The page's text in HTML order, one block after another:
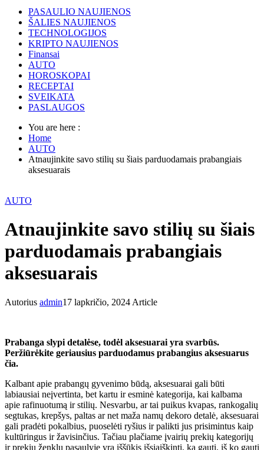
PASAULIO NAUJIENOS
ŠALIES NAUJIENOS
TECHNOLOGIJOS
KRIPTO NAUJIENOS
Finansai
AUTO
HOROSKOPAI
RECEPTAI
SVEIKATA
PASLAUGOS
You are here :
Home
AUTO
Atnaujinkite savo stilių su šiais parduodamais prabangiais
aksesuarais
AUTO
Atnaujinkite savo stilių su šiais
parduodamais prabangiais
aksesuarais
Autorius admin17 lapkričio, 2024 Article
Prabanga slypi detalėse, todėl aksesuarai yra svarbūs.
Peržiūrėkite geriausius parduodamus prabangius aksesuarus
čia.
Kalbant apie prabangų gyvenimo būdą, aksesuarai gali būti
labiausiai neįvertinta, bet kartu ir esminė kategorija, kai kalbama
apie rafinuotumą ir stilių. Nesvarbu, ar tai puikus kvapas, rankogalių
segtukas, krepšys, paltas ar net maža namų dekoro detalė, aksesuarai
gali pradėti pokalbius, puoselėti ryšius ir palikti jus prisimintus kaip
kultūringus ir žavisinčius. Tačiau plačiame įvairių prekių kategorijų
ir prekių ženklų pasaulyje yra iššūkis išsiaiškinti, ką gauti, iš ko gauti